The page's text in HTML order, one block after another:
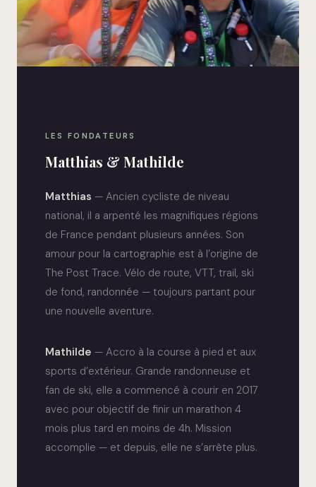
LES FONDATEURS
Matthias & Mathilde
Matthias — Ancien cycliste de niveau
national, il a arpenté les magnifiques régions
de France pendant plusieurs années. Son
amour pour la cartographie est à l’origine de
The Post Trace. Vélo de route, VTT, trail, ski
de fond, randonnée — toujours partant pour
une nouvelle aventure.
Mathilde — Accro à la course à pied et aux
sports d’extérieur. Grande randonneuse et
fan de ski, elle a commencé à courir en 2017
avec pour objectif de finir un marathon 4
mois plus tard en moins de 4h. Mission
accomplie — et depuis, elle ne s’arrête plus.